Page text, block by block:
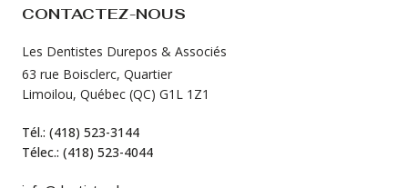
CONTACTEZ-NOUS
Les Dentistes Durepos & Associés
63 rue Boisclerc, Quartier
Limoilou, Québec (QC) G1L 1Z1
Tél.: (418) 523-3144
Télec.: (418) 523-4044